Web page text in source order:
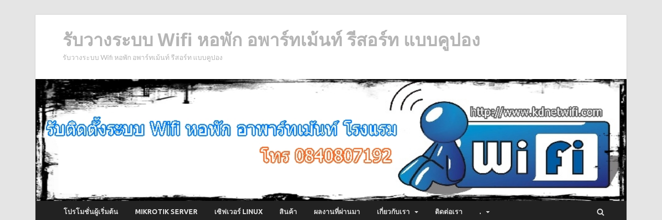
รับวางระบบ Wifi หอพัก อพาร์ทเม้นท์ รีสอร์ท แบบคูปอง
รับวางระบบ Wifi หอพัก อพาร์ทเม้นท์ รีสอร์ท แบบคูปอง
โปรโมชั่นผู้เริ่มต้น MIKROTIK SERVER เซิฟเวอร์ LINUX สินค้า ผลงานที่ผ่านมา เกี่ยวกับเรา ติดต่อเรา .